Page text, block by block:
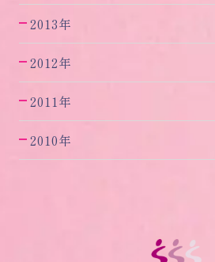
2013年
2012年
2011年
2010年